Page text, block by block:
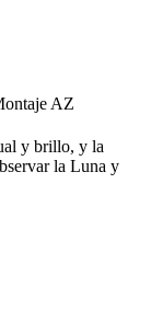
AZ
y brillo, y la
la Luna y